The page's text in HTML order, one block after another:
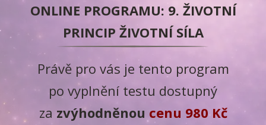
ONLINE PROGRAMU: 9. ŽIVOTNÍ
PRINCIP ŽIVOTNÍ SÍLA
Právě pro vás je tento program
po vyplnění testu dostupný
za zvýhodněnou cenu 980 Kč